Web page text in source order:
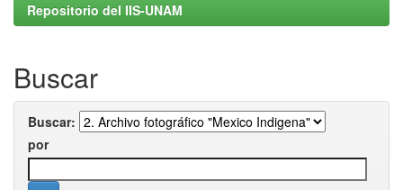
Repositorio del IIS-UNAM
Buscar
Buscar:
por